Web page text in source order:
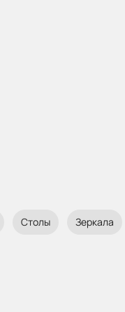
Столы Зеркала